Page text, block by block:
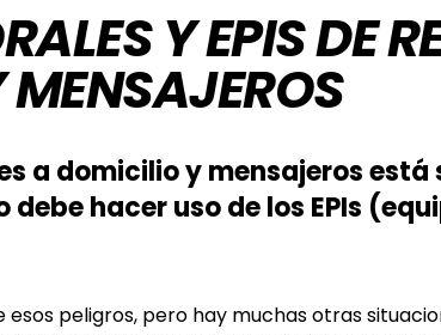
Y EPIS DE
a domicilio y mensajeros
debe hacer uso de los EPIs
esos peligros, pero hay muchas otras